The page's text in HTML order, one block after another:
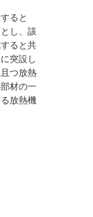
ると
し、該
ると共
突設し
つ放熱
材の一
放熱機